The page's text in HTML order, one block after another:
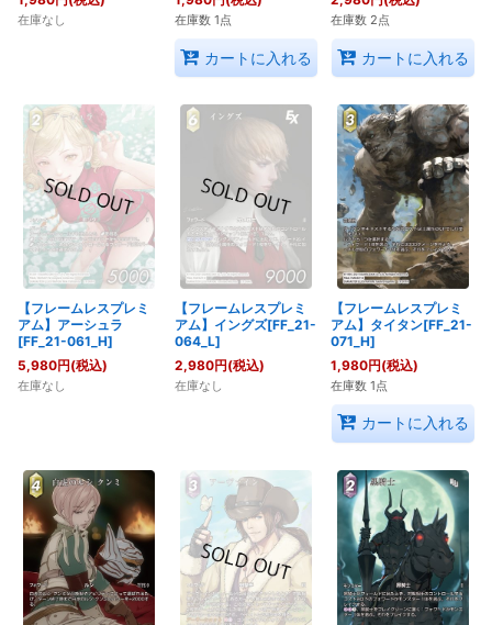
在庫なし 在庫数 1点
カートに入れる
在庫数 2点
カートに入れる
【フレームレスプレミ
アム】アーシュラ
[FF_21-061_H]
5,980円(税込)
在庫なし
【フレームレスプレミ
アム】イングズ[FF_21-
064_L]
2,980円(税込)
在庫なし
【フレームレスプレミ
アム】タイタン[FF_21-
071_H]
1,980円(税込)
在庫数 1点
カートに入れる